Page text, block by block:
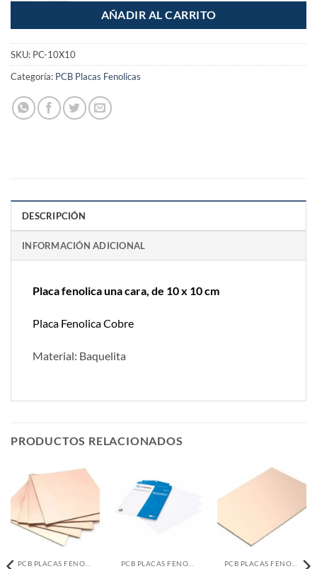
AÑADIR AL CARRITO
SKU: PC-10X10
Categoría: PCB Placas Fenolicas
DESCRIPCIÓN
INFORMACIÓN ADICIONAL
Placa fenolica una cara, de 10 x 10 cm
Placa Fenolica Cobre
Material: Baquelita
PRODUCTOS RELACIONADOS